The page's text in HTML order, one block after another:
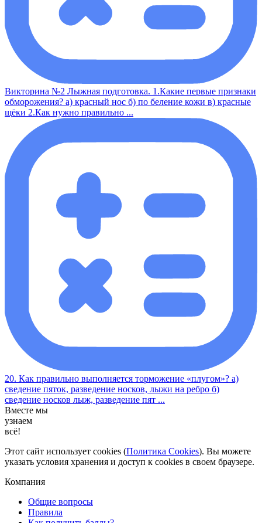
Викторина №2 Лыжная подготовка. 1.Какие первые признаки
обморожения? а) красный нос б) по беление кожи в) красные
щёки 2.Как нужно правильно ...
20. Как правильно выполняется торможение «плугом»? а)
сведение пяток, разведение носков, лыжи на ребро б)
сведение носков лыж, разведение пят ...
Вместе мы
узнаем
всё!
Этот сайт использует cookies (Политика Cookies). Вы можете
указать условия хранения и доступ к cookies в своем браузере.
Компания
Общие вопросы
Правила